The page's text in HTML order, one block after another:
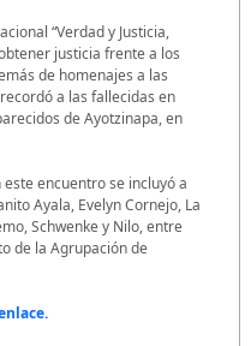
“Verdad y Justicia,
justicia frente a los
de homenajes a las
a las fallecidas en
de Ayotzinapa, en
encuentro se incluyó a
Ayala, Evelyn Cornejo, La
Schwenke y Nilo, entre
de la Agrupación de